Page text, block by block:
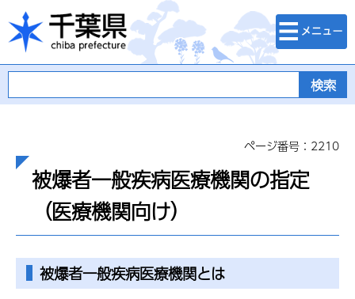
千葉県
検索・メニュ
ー
ページ番号：2210
被爆者一般疾病医療機関の指定
（医療機関向け）
被爆者一般疾病医療機関とは